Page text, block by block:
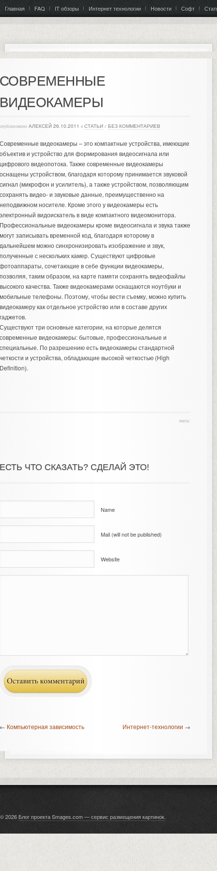
Главная FAQ IT обзоры Интернет технологии Новости Софт
АЛЕКСЕЙ 26.10.2011 в СТАТЬИ с БЕЗ КОММЕНТАРИЕВ
видеокамеры – это компактные устройства, имеющие
и устройство для формирования видеосигнала или
видеопотока. Также современные видеокамеры
устройством, благодаря которому принимается звуковой
(микрофон и усилитель), а также устройством, позволяющим
видео- и звуковые данные, преимущественно на
носителе. Кроме этого у видеокамеры есть
видоискатель в виде компактного видеомонитора.
видеокамеры кроме видеосигнала и звука также
записывать временной код, благодаря которому в
можно синхронизировать изображение и звук,
с нескольких камер. Существуют цифровые
сочетающие в себе функции видеокамеры,
таким образом, на карте памяти сохранять видеофайлы
качества. Также видеокамерами оснащаются ноутбуки и
телефоны. Поэтому, чтобы вести съемку, можно купить
как отдельное устройство или в составе других
три основные категории, на которые делятся
видеокамеры: бытовые, профессиональные и
По разрешению есть видеокамеры стандартной
и устройства, обладающие высокой четкостью (High
теги:
ЧТО СКАЗАТЬ? СДЕЛАЙ ЭТО!
Name
Mail (will not be published)
Website
Компьютерная зависимость Интернет-технологии →
© 2026 Блог проекта Smages.com — сервис размещения картинок.